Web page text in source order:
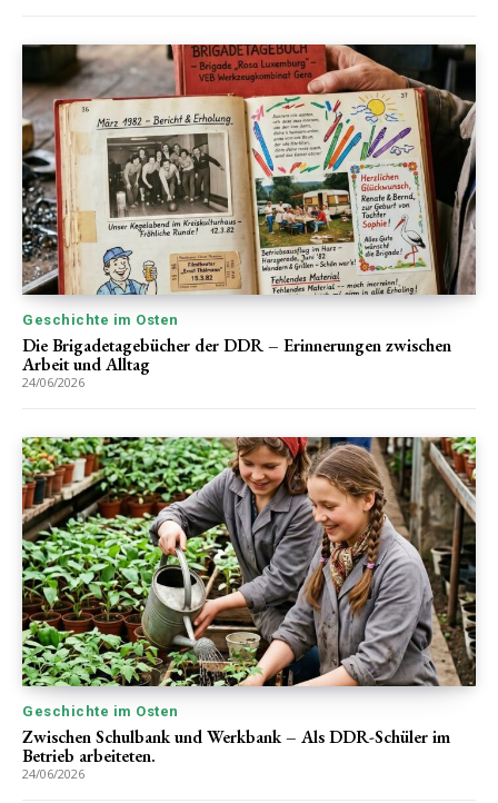
Geschichte im Osten
Die Brigadetagebücher der DDR – Erinnerungen zwischen
Arbeit und Alltag
24/06/2026
Geschichte im Osten
Zwischen Schulbank und Werkbank – Als DDR-Schüler im
Betrieb arbeiteten.
24/06/2026